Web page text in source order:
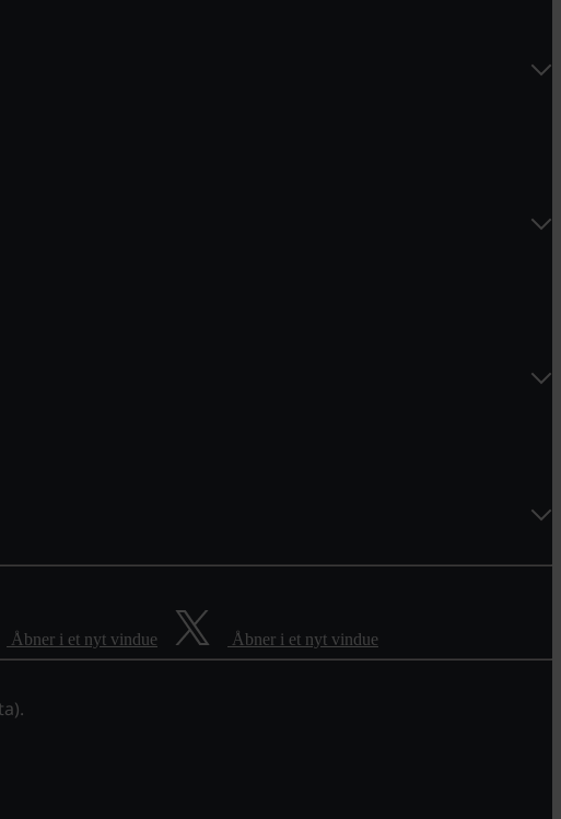
Åbner i et nyt vindue Åbner i et nyt vindue